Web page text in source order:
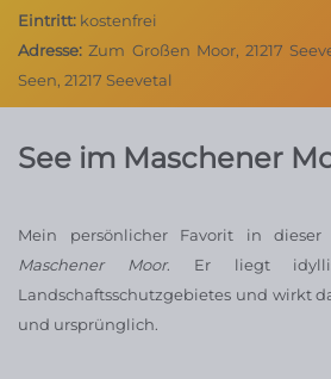
Eintritt: kostenfrei
Adresse: Zum Großen Moor, 21217
Seen, 21217 Seevetal
See im Maschener
Mein persönlicher Favorit in
Maschener Moor. Er liegt
Landschaftsschutzgebietes und wirkt
und ursprünglich.